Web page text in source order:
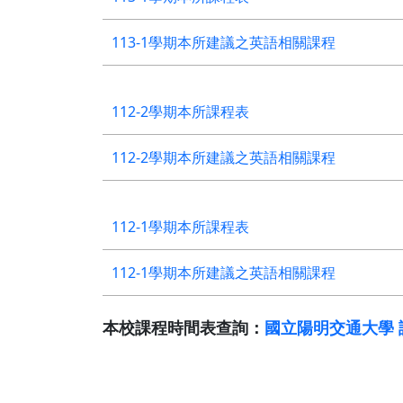
113-1學期本所建議之英語相關課程
112-2學期本所課程表
112-2學期本所建議之英語相關課程
112-1學期本所課程表
112-1學期本所建議之英語相關課程
本校課程時間表查詢： 國立陽明交通大學